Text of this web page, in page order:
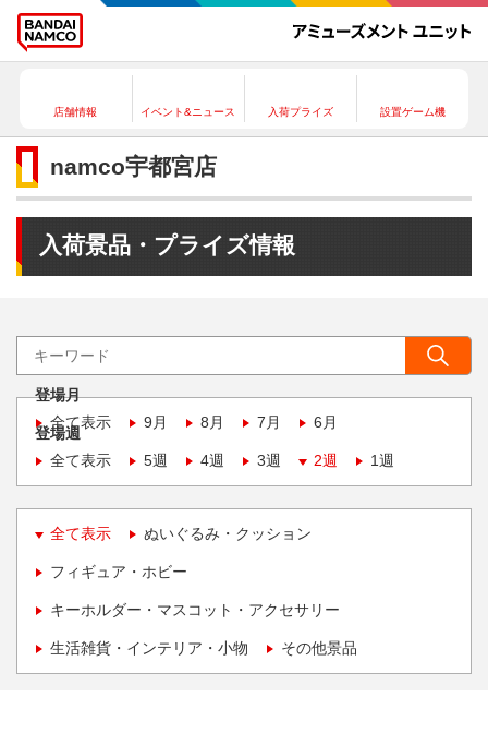
店舗情報 イベント&ニュース 入荷プライズ 設置ゲーム機
namco宇都宮店
入荷景品・プライズ情報
登場月
全て表示
9月 8月 7月 6月
登場週
全て表示
5週 4週 3週 2週 1週
全て表示 ぬいぐるみ・クッション
フィギュア・ホビー
キーホルダー・マスコット・アクセサリー
生活雑貨・インテリア・小物 その他景品